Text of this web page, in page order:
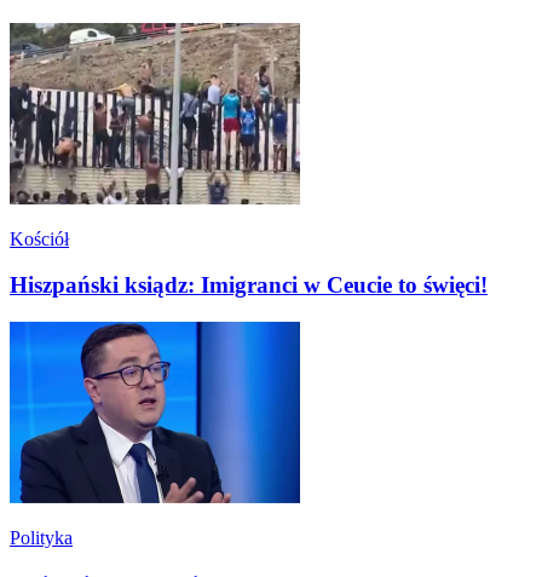
Kościół
Hiszpański ksiądz: Imigranci w Ceucie to święci!
Polityka